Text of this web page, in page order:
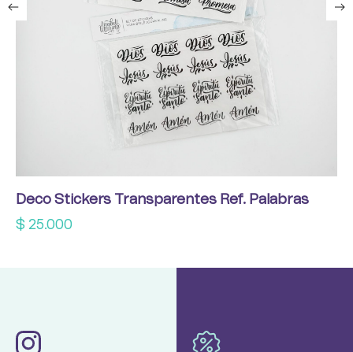
Deco Stickers Transparentes Ref. Palabras
$ 25.000